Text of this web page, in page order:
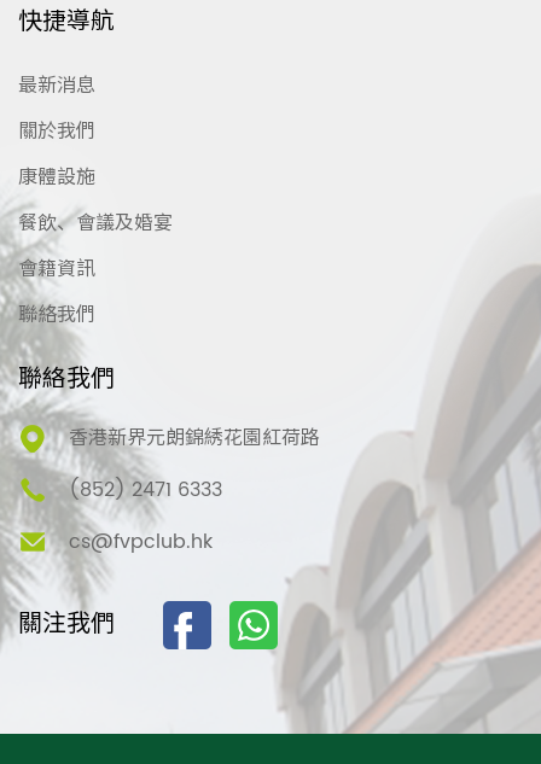
快捷導航
最新消息
關於我們
康體設施
餐飲、會議及婚宴
會籍資訊
聯絡我們
聯絡我們
香港新界元朗錦綉花園紅荷路
(852) 2471 6333
cs@fvpclub.hk
關注我們